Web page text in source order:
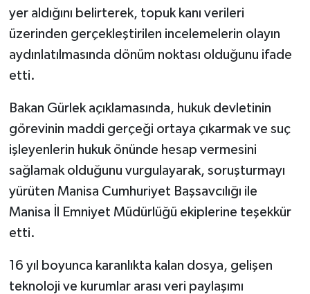
yer aldığını belirterek, topuk kanı verileri
üzerinden gerçekleştirilen incelemelerin olayın
aydınlatılmasında dönüm noktası olduğunu ifade
etti.
Bakan Gürlek açıklamasında, hukuk devletinin
görevinin maddi gerçeği ortaya çıkarmak ve suç
işleyenlerin hukuk önünde hesap vermesini
sağlamak olduğunu vurgulayarak, soruşturmayı
yürüten Manisa Cumhuriyet Başsavcılığı ile
Manisa İl Emniyet Müdürlüğü ekiplerine teşekkür
etti.
16 yıl boyunca karanlıkta kalan dosya, gelişen
teknoloji ve kurumlar arası veri paylaşımı